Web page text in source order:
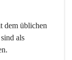
dem üblichen
als